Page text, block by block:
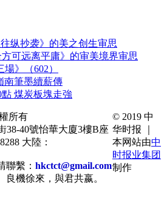
纵抄袭》的美之创生审思
可远离平庸》的审美境界审思
場》（602）
南筆墨續薪傳
煤炭板塊走強
所有
38-40號怡華大廈3樓B座
大陸：
聯繫： hkctct@gmail.com
良機徐來，與君共嬴。
© 2019 中
华时报 ｜
本网站由中
时报业集团
制作